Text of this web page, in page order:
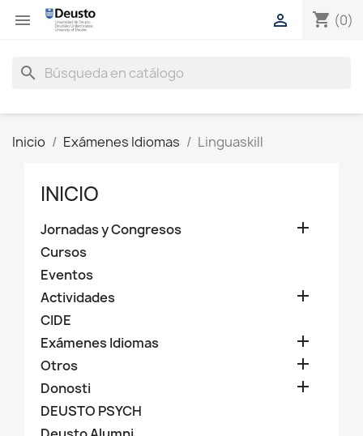
 shopping_cart (0)

search
Inicio Exámenes Idiomas Linguaskill
INICIO
Jornadas y Congresos 
Cursos
Eventos
Actividades

CIDE
Exámenes Idiomas

Otros 
Donosti 
DEUSTO PSYCH